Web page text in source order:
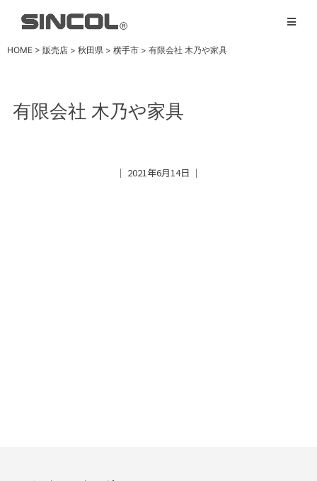
HOME > 販売店 > 秋田県 > 横手市 > 有限会社 木乃や家具
有限会社 木乃や家具
│ 2021年6月14日 │